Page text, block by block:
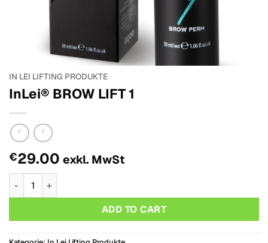
IN LEI LIFTING PRODUKTE
InLei® BROW LIFT 1
€29.00 exkl. MwSt
InLei® BROW LIFT 1 Menge
ADD TO CART